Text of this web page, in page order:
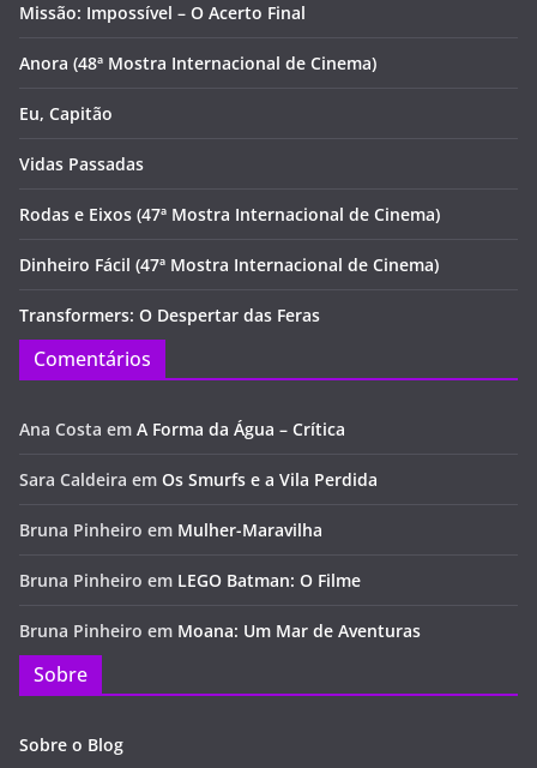
Missão: Impossível – O Acerto Final
Anora (48ª Mostra Internacional de Cinema)
Eu, Capitão
Vidas Passadas
Rodas e Eixos (47ª Mostra Internacional de Cinema)
Dinheiro Fácil (47ª Mostra Internacional de Cinema)
Transformers: O Despertar das Feras
Comentários
Ana Costa em A Forma da Água – Crítica
Sara Caldeira em Os Smurfs e a Vila Perdida
Bruna Pinheiro em Mulher-Maravilha
Bruna Pinheiro em LEGO Batman: O Filme
Bruna Pinheiro em Moana: Um Mar de Aventuras
Sobre
Sobre o Blog